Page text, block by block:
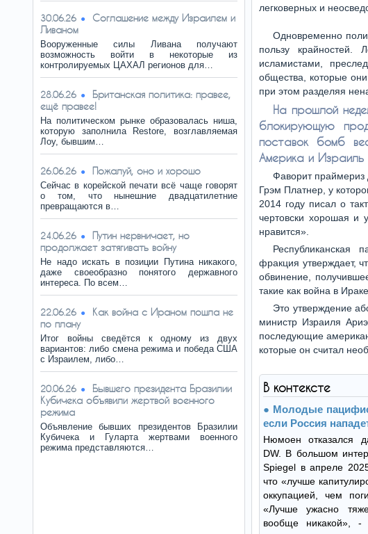
30.06.26
Соглашение между Израилем и
Ливаном
Вооруженные силы Ливана получают
возможность войти в некоторые из
контролируемых ЦАХАЛ регионов для…
28.06.26
Британская политика: правее,
ещё правее!
На политическом рынке образовалась ниша,
которую заполнила Restore, возглавляемая
Лоу, бывшим…
26.06.26 Пожалуй, оно и хорошо
Сейчас в корейской печати всё чаще говорят
о том, что нынешние двадцатилетние
превращаются в…
24.06.26
Путин нервничает, но
продолжает затягивать войну
Не надо искать в позиции Путина никакого,
даже своеобразно понятого державного
интереса. По всем…
22.06.26
Как война с Ираном пошла не
по плану
Итог войны сведётся к одному из двух
вариантов: либо смена режима и победа США
с Израилем, либо…
20.06.26
Бывшего президента Бразилии
Кубичека объявили жертвой военного
режима
Объявление бывших президентов Бразилии
Кубичека и Гуларта жертвами военного
режима представляются…
легковерных и
Одновременно
пользу крайностей.
исламистами,
общества, которые
при этом разделяя
На прошлой
блокирующую
поставок бомб
Америка и
Фаворит праймериз
Грэм Платнер, у
2014 году писал о
чертовски хорошая и
нравится».
Республиканская
фракция утверждает,
обвинение,
такие как война в
Это утверждение
министр Израиля
последующие
которые он считал
В контексте
Молодые
если Россия
Нюмоен отказался
DW. В большом
Spiegel в апреле
что «лучше
оккупацией, чем
«Лучше ужасно
вообще никакой», -